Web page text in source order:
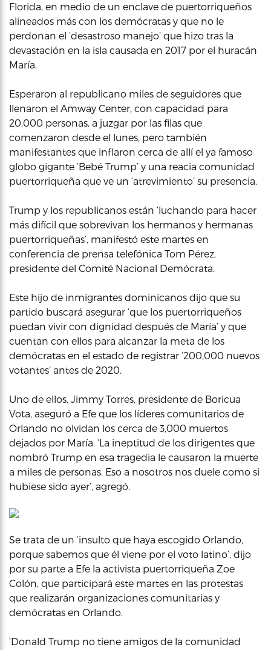
Florida, en medio de un enclave de puertorriqueños
alineados más con los demócratas y que no le
perdonan el ‘desastroso manejo’ que hizo tras la
devastación en la isla causada en 2017 por el huracán
María.
Esperaron al republicano miles de seguidores que
llenaron el Amway Center, con capacidad para
20,000 personas, a juzgar por las filas que
comenzaron desde el lunes, pero también
manifestantes que inflaron cerca de allí el ya famoso
globo gigante ‘Bebé Trump’ y una reacia comunidad
puertorriqueña que ve un ‘atrevimiento’ su presencia.
Trump y los republicanos están ‘luchando para hacer
más difícil que sobrevivan los hermanos y hermanas
puertorriqueñas’, manifestó este martes en
conferencia de prensa telefónica Tom Pérez,
presidente del Comité Nacional Demócrata.
Este hijo de inmigrantes dominicanos dijo que su
partido buscará asegurar ‘que los puertorriqueños
puedan vivir con dignidad después de María’ y que
cuentan con ellos para alcanzar la meta de los
demócratas en el estado de registrar ‘200,000 nuevos
votantes’ antes de 2020.
Uno de ellos, Jimmy Torres, presidente de Boricua
Vota, aseguró a Efe que los líderes comunitarios de
Orlando no olvidan los cerca de 3,000 muertos
dejados por María. ‘La ineptitud de los dirigentes que
nombró Trump en esa tragedia le causaron la muerte
a miles de personas. Eso a nosotros nos duele como si
hubiese sido ayer’, agregó.
Se trata de un ‘insulto que haya escogido Orlando,
porque sabemos que él viene por el voto latino’, dijo
por su parte a Efe la activista puertorriqueña Zoe
Colón, que participará este martes en las protestas
que realizarán organizaciones comunitarias y
demócratas en Orlando.
‘Donald Trump no tiene amigos de la comunidad